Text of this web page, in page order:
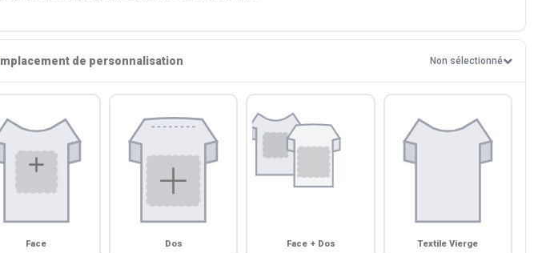
de personnalisation Non sélectionné
Face Dos Face + Dos Textile Vierge